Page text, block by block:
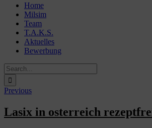
content
Home
Milsim
Team
T.A.K.S.
Aktuelles
Bewerbung
Search
for:
Previous
Lasix in osterreich